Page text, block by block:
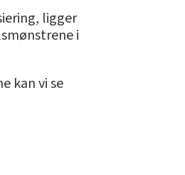
ligger
i
kan vi se